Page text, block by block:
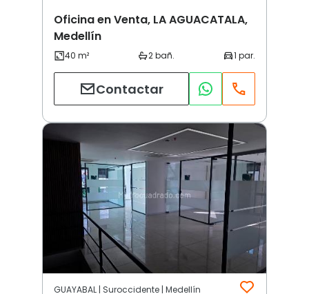
Oficina en Venta, LA AGUACATALA,
Medellín
Contactar
GUAYABAL | Suroccidente | Medellín